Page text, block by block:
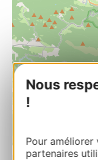
Nous
!
Pour améliorer
partenaires